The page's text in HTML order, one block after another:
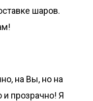
шаров.
на Вы, но на
и прозрачно! Я